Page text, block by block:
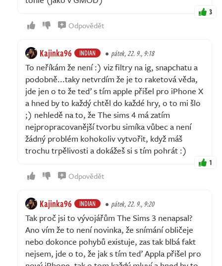
3
Odpovědět
Kajinka96 INDIAN pátek, 22. 9., 9:18
To neříkám že není :) viz filtry na ig, snapchatu a
podobně...taky netvrdím že je to raketová věda,
jde jen o to že teď s tím apple přišel pro iPhone X
a hned by to každý chtěl do každé hry, o to mi šlo
;) nehledě na to, že The sims 4 má zatím
nejpropracovanější tvorbu simíka vůbec a není
žádný problém kohokoliv vytvořit, když máš
trochu trpělivosti a dokážeš si s tím pohrát :)
1
Odpovědět
Kajinka96 INDIAN pátek, 22. 9., 9:20
Tak proč jsi to vývojářům The Sims 3 nenapsal?
Ano vím že to není novinka, že snímání obličeje
nebo dokonce pohybů existuje, zas tak blbá fakt
nejsem, jde o to, že jak s tím teď Appla přišel pro